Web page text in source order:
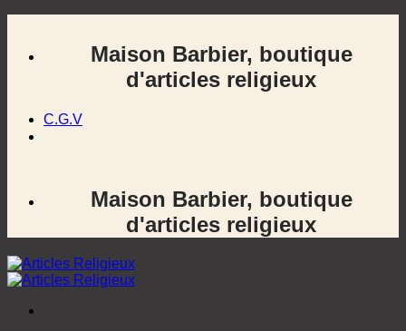
contenu
Maison Barbier, boutique
d'articles religieux
C.G.V
Maison Barbier, boutique
d'articles religieux